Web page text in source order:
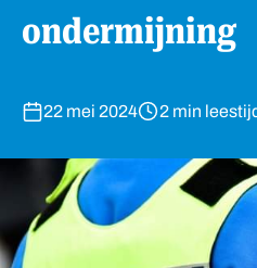
ondermijning
22 mei 2024 2 min